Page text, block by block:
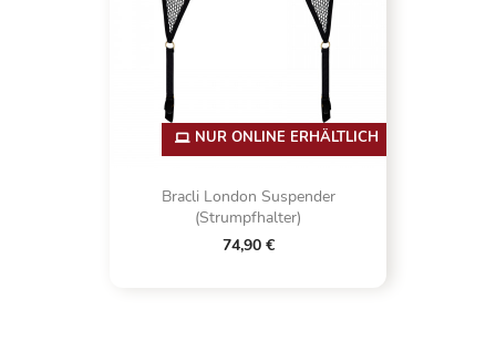
Bracli London Suspender
(Strumpfhalter)
74,90 €
NUR ONLINE ERHÄLTLICH